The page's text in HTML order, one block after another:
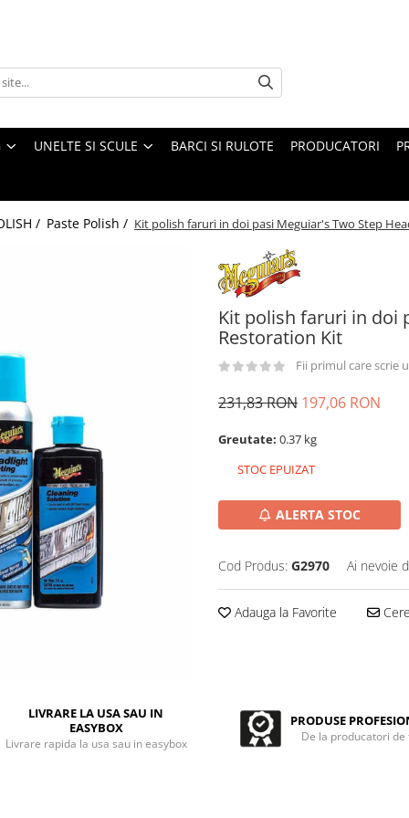
UNELTE SI SCULE BARCI SI RULOTE PRODUCATORI
/ Paste Polish / Kit polish faruri in doi pasi Meguiar's Two Step
Kit polish faruri in doi
Restoration Kit
Fii primul care scrie
231,83 RON 197,06 RON
Greutate: 0.37 kg
STOC EPUIZAT
ALERTA STOC
Cod Produs: G2970 Ai nevoie
Adauga la Favorite
LIVRARE LA USA SAU IN
EASYBOX
Livrare rapida la usa sau in easybox
PRODUSE
De la producatori de